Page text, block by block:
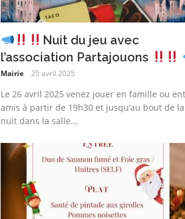
Nuit du jeu avec
l’association Partajouons
Mairie 25 avril 2025
Le 26 avril 2025 venez jouer en famille ou
amis à partir de 19h30 et jusqu’au bout de la
nuit dans la salle...